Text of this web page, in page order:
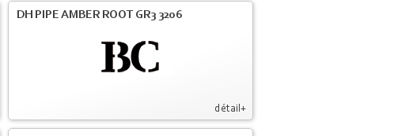
détail+
DH PIPE AMBER ROOT GR3 3206